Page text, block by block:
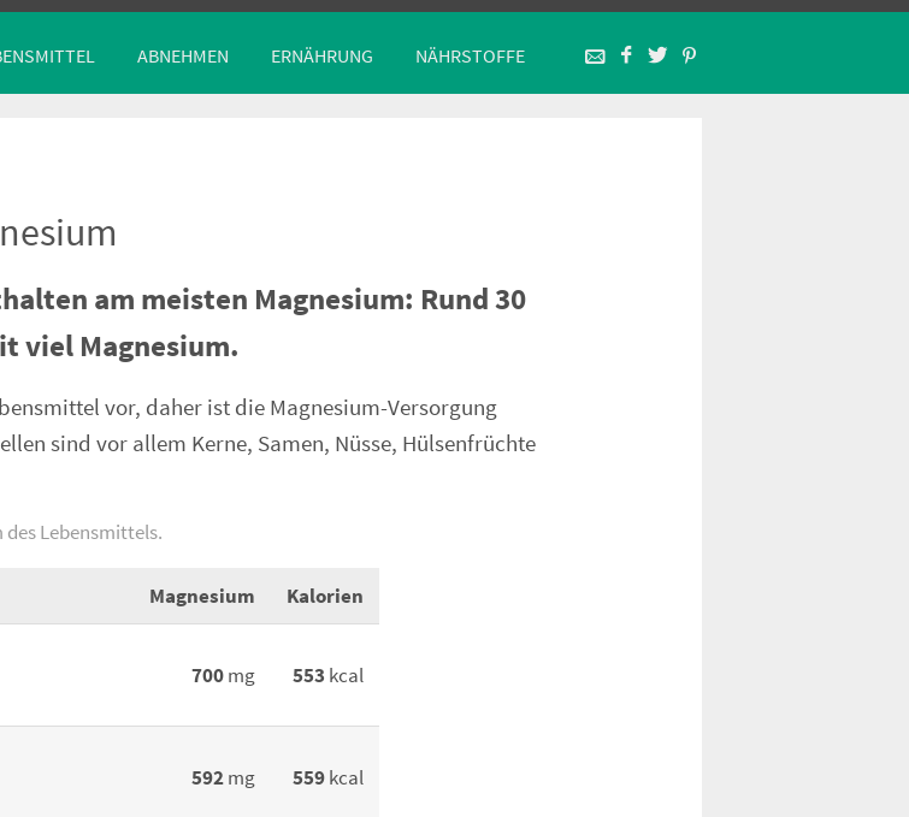
ABNEHMEN ERNÄHRUNG NÄHRSTOFFE
am meisten Magnesium: Rund 30
viel Magnesium.
vor, daher ist die Magnesium-Versorgung
sind vor allem Kerne, Samen, Nüsse, Hülsenfrüchte
des Lebensmittels.
Magnesium Kalorien
700mg 553 kcal
592mg 559kcal